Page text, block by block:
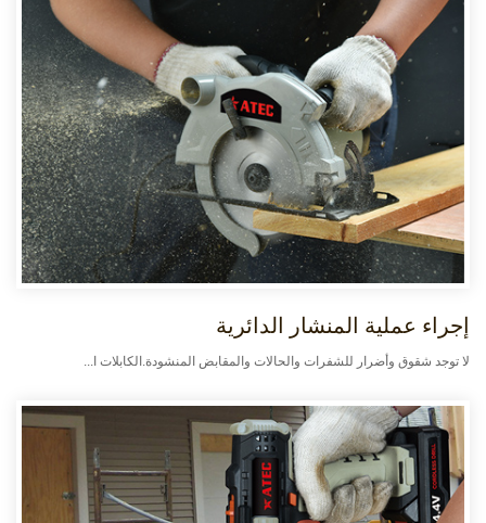
إجراء عملية المنشار الدائرية
لا توجد شقوق وأضرار للشفرات والحالات والمقابض المنشودة.الكابلات ا...